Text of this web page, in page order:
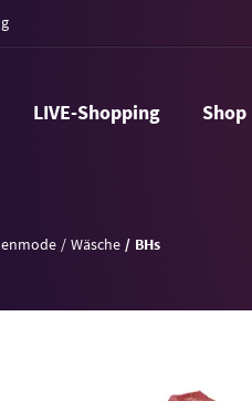
LIVE-Shopping Shop
Wäsche BHs